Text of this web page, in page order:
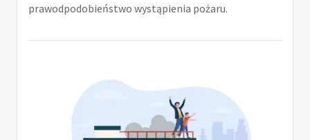
prawodpodobieństwo wystąpienia pożaru.